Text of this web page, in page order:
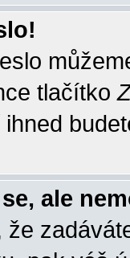
tlačítko
ale
že